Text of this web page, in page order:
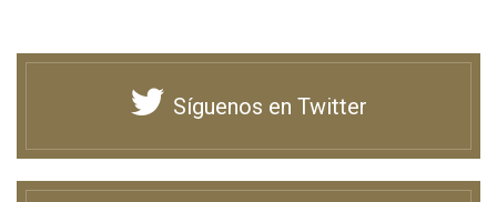
Síguenos en Twitter